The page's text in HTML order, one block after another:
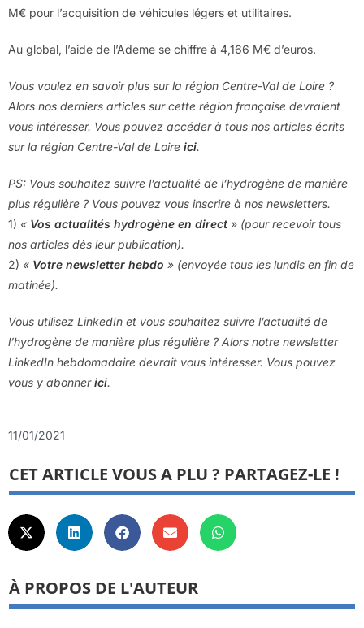
M€ pour l’acquisition de véhicules légers et utilitaires.
Au global, l’aide de l’Ademe se chiffre à 4,166 M€ d’euros.
Vous voulez en savoir plus sur la région Centre-Val de Loire ?
Alors nos derniers articles sur cette région française devraient
vous intéresser. Vous pouvez accéder à tous nos articles écrits
sur la région Centre-Val de Loire ici.
PS: Vous souhaitez suivre l’actualité de l’hydrogène de manière
plus régulière ? Vous pouvez vous inscrire à nos newsletters.
1) « Vos actualités hydrogène en direct » (pour recevoir tous
nos articles dès leur publication).
2) « Votre newsletter hebdo » (envoyée tous les lundis en fin de
matinée).
Vous utilisez LinkedIn et vous souhaitez suivre l’actualité de
l’hydrogène de manière plus régulière ? Alors notre newsletter
LinkedIn hebdomadaire devrait vous intéresser. Vous pouvez
vous y abonnerici.
11/01/2021
CET ARTICLE VOUS A PLU ? PARTAGEZ-LE !
À PROPOS DE L'AUTEUR